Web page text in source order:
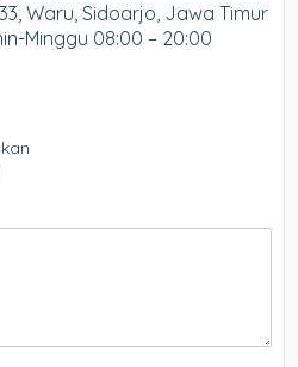
Waru, Sidoarjo, Jawa Timur
Minggu 08:00 – 20:00